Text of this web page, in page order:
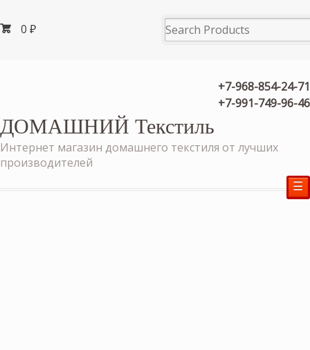
0 ₽
+7-968-854-24-71
+7-991-749-96-46
ДОМАШНИЙ Текстиль
Интернет магазин домашнего текстиля от лучших
производителей
☰